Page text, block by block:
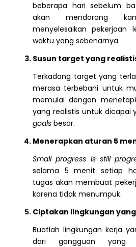
beberapa hari sebelum
akan mendorong
menyelesaikan
waktu yang sebenarnya.
Susun target yang
Terkadang target yang
merasa terbebani untuk
memulai dengan
yang realistis untuk dicapai
goals besar.
Menerapkan aturan 5
Small progress is still
selama 5 menit setiap
tugas akan membuat
karena tidak menumpuk.
Ciptakan lingkungan
Buatlah lingkungan kerja
dari gangguan yang